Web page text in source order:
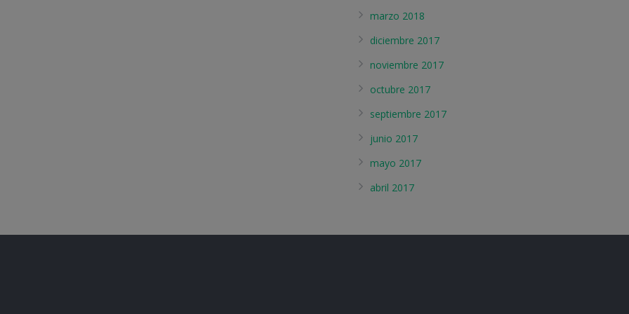
marzo 2018
diciembre 2017
noviembre 2017
octubre 2017
septiembre 2017
junio 2017
mayo 2017
abril 2017